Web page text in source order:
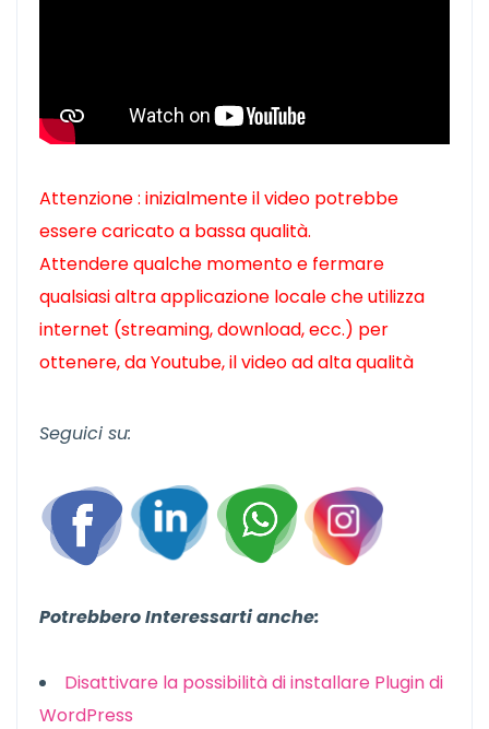
Attenzione : inizialmente il video potrebbe
essere caricato a bassa qualità.
Attendere qualche momento e fermare
qualsiasi altra applicazione locale che utilizza
internet (streaming, download, ecc.) per
ottenere, da Youtube, il video ad alta qualità
Seguici su:
Potrebbero Interessarti anche:
Disattivare la possibilità di installare Plugin di
WordPress